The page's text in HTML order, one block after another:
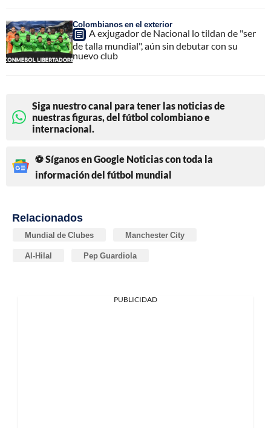
Colombianos en el exterior
A exjugador de Nacional lo tildan de "ser
de talla mundial", aún sin debutar con su
nuevo club
Siga nuestro canal para tener las noticias de
nuestras figuras, del fútbol colombiano e
internacional.
⚽ Síganos en Google Noticias con toda la
información del fútbol mundial
Relacionados
Mundial de Clubes Manchester City
Al-Hilal Pep Guardiola
PUBLICIDAD